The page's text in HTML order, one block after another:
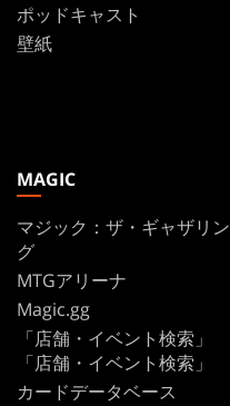
ポッドキャスト
壁紙
MAGIC
マジック：ザ・ギャザリン
グ
MTGアリーナ
Magic.gg
「店舗・イベント検索」
「店舗・イベント検索」
カードデータベース